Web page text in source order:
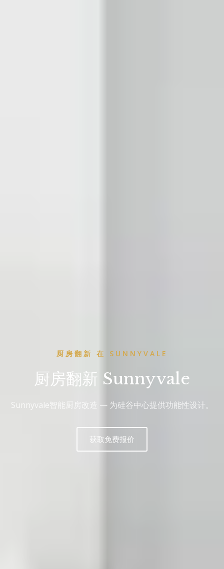
厨房翻新 在 SUNNYVALE
厨房翻新 Sunnyvale
Sunnyvale智能厨房改造 — 为硅谷中心提供功能性设计。
获取免费报价